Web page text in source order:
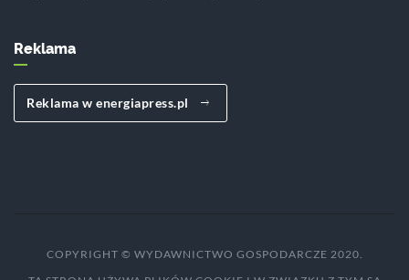
Reklama
Reklama w energiapress.pl
COPYRIGHT © WYDAWNICTWO GOSPODARCZE 2020.